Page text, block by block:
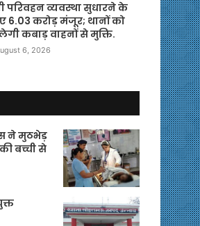
परिवहन व्यवस्था सुधारने के
6.03 करोड़ मंजूर; थानों को
कबाड़ वाहनों से मुक्ति.
6, 2026
ने मुठभेड़
बच्ची से